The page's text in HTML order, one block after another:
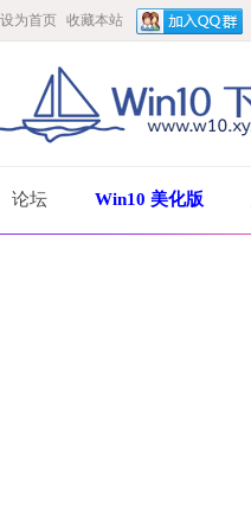
设为首页 收藏本站
论坛 Win10 美化版